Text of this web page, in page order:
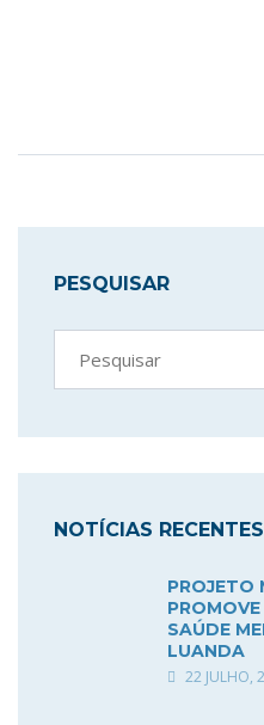
PESQUISAR
NOTÍCIAS RECENTES
PROJETO
SAÚDE
LUANDA
22 JULHO,